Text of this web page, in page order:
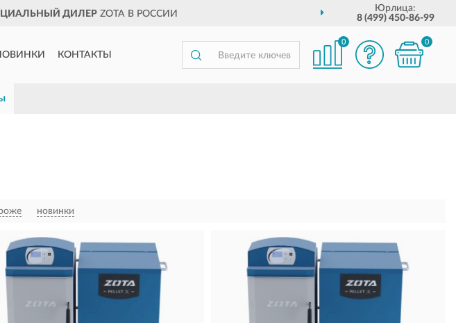
ДИЛЕР ZOTA В РОССИИ
Юрлица:
8 (499) 450-86-99
КОНТАКТЫ
0 0
новинки